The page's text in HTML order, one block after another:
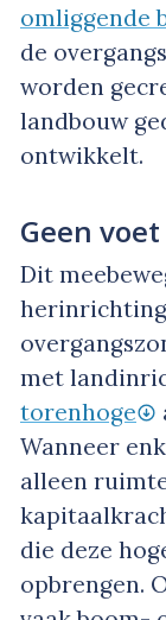
omliggende
de
worden
landbouw
ontwikkelt.
Geen
Dit
met
torenhoge
Wanneer
alleen
die deze
opbrengen.